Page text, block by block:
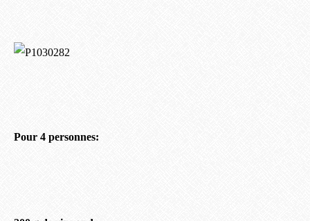
Pour 4 personnes: